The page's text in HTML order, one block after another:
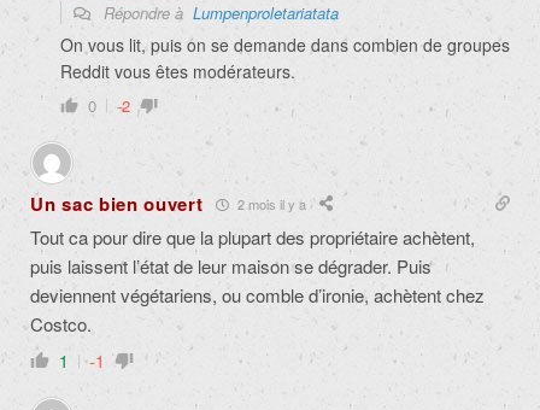
Répondre à Lumpenproletariatata
On vous lit, puis on se demande dans combien de groupes
Reddit vous êtes modérateurs.
0 -2
Un sac bien ouvert 2 mois il y a
Tout ca pour dire que la plupart des propriétaire achètent,
puis laissent l’état de leur maison se dégrader. Puis
deviennent végétariens, ou comble d’ironie, achètent chez
Costco.
1 -1